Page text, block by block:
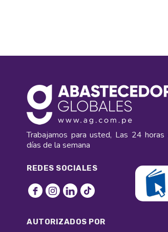
Trabajamos para usted, Las 24
días de la semana
REDES SOCIALES
AUTORIZADOS POR